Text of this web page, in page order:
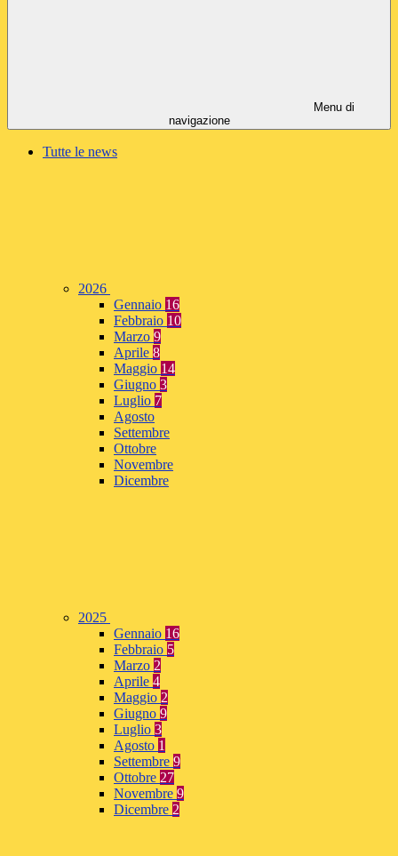
Menu di
navigazione
Tutte le news
2026
Gennaio 16
Febbraio 10
Marzo 9
Aprile 8
Maggio 14
Giugno 3
Luglio 7
Agosto
Settembre
Ottobre
Novembre
Dicembre
2025
Gennaio 16
Febbraio 5
Marzo 2
Aprile 4
Maggio 2
Giugno 9
Luglio 3
Agosto 1
Settembre 9
Ottobre 27
Novembre 9
Dicembre 2